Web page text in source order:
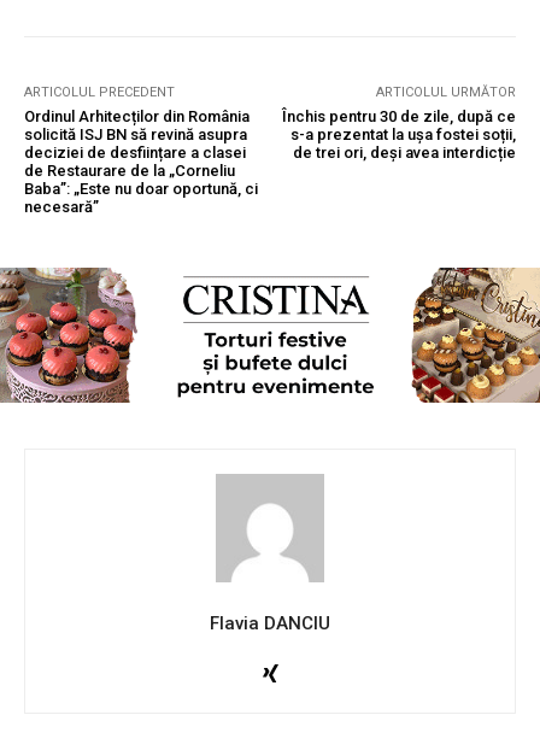
ARTICOLUL PRECEDENT
Ordinul Arhitecților din România
solicită ISJ BN să revină asupra
deciziei de desființare a clasei
de Restaurare de la „Corneliu
Baba”: „Este nu doar oportună, ci
necesară”
ARTICOLUL URMĂTOR
Închis pentru 30 de zile, după ce
s-a prezentat la ușa fostei soții,
de trei ori, deși avea interdicție
Flavia DANCIU